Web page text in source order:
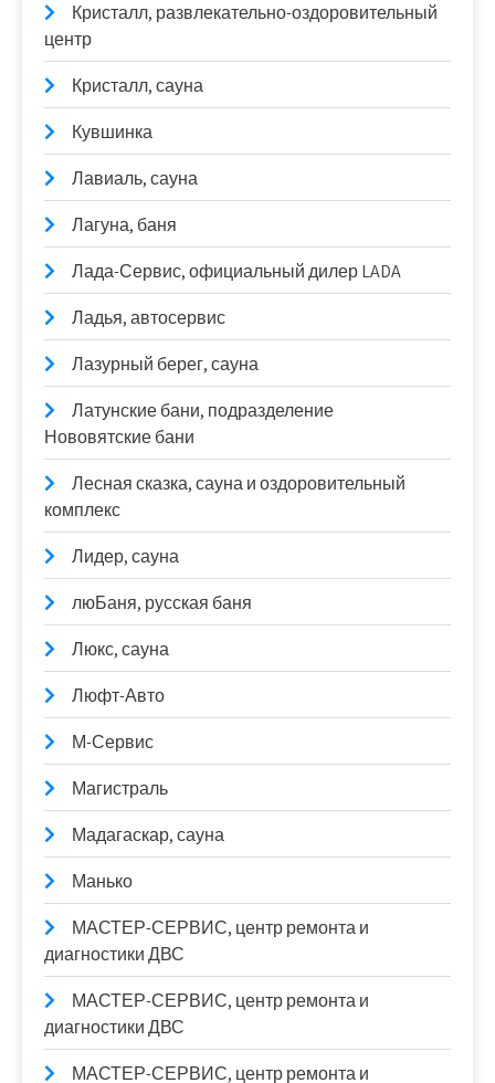
Кристалл, развлекательно-оздоровительный
центр
Кристалл, сауна
Кувшинка
Лавиаль, сауна
Лагуна, баня
Лада-Сервис, официальный дилер LADA
Ладья, автосервис
Лазурный берег, сауна
Латунские бани, подразделение
Нововятские бани
Лесная сказка, сауна и оздоровительный
комплекс
Лидер, сауна
люБаня, русская баня
Люкс, сауна
Люфт-Авто
М-Сервис
Магистраль
Мадагаскар, сауна
Манько
МАСТЕР-СЕРВИС, центр ремонта и
диагностики ДВС
МАСТЕР-СЕРВИС, центр ремонта и
диагностики ДВС
МАСТЕР-СЕРВИС, центр ремонта и